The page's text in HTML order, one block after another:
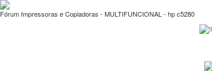
Fórum Impressoras e Copiadoras - MULTIFUNCIONAL - hp c5280